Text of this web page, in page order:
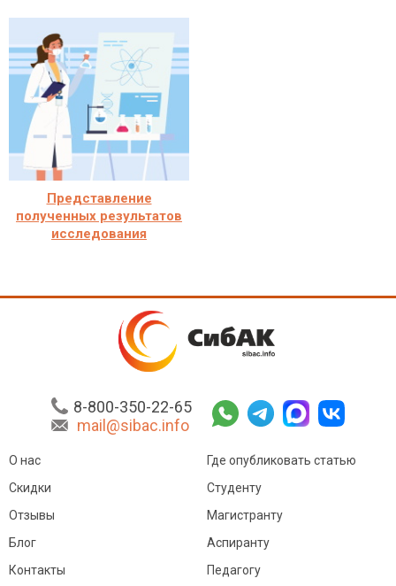
Представление
полученных результатов
исследования
8-800-350-22-65
mail@sibac.info
О нас
Скидки
Отзывы
Блог
Контакты
Где опубликовать статью
Студенту
Магистранту
Аспиранту
Педагогу